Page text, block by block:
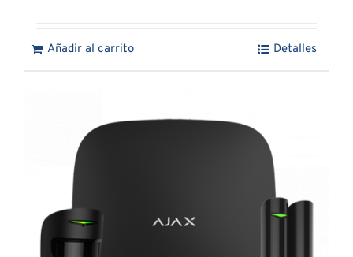
Añadir al carrito Detalles